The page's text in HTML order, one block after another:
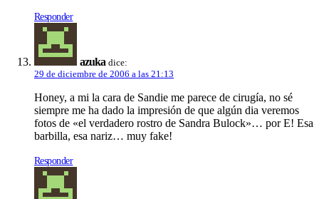
Responder
azuka dice:
29 de diciembre de 2006 a las 21:13
Honey, a mi la cara de Sandie me parece de cirugía, no sé
siempre me ha dado la impresión de que algún dia veremos
fotos de «el verdadero rostro de Sandra Bulock»… por E! Esa
barbilla, esa nariz… muy fake!
Responder